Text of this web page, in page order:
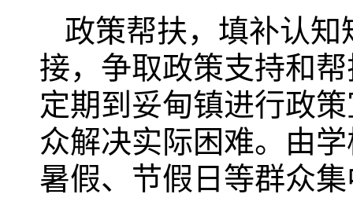
政策帮扶，填补认
接，争取政策支持和
定期到妥甸镇进行政
众解决实际困难。由
暑假、节假日等群众